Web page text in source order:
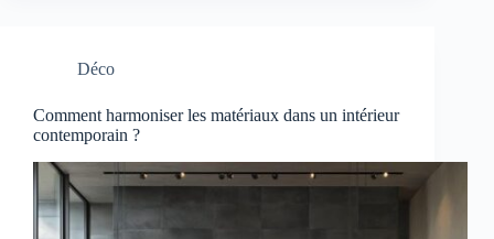
Déco
Comment harmoniser les matériaux dans un intérieur
contemporain ?